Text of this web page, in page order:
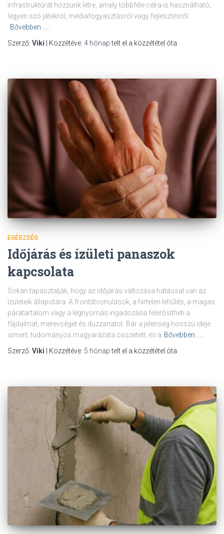
infrastruktúrát hozzunk létre, amely többféle célra is használható,
legyen szó játékról, médiafogyasztásról vagy fejlesztésről.
Bővebben……
Szerző: Viki | Közzétéve: 4 hónaptelt el a közzététel óta
EGÉSZSÉG
Időjárás és ízületi panaszok
kapcsolata
Sokan tapasztalják, hogy az időjárás változása hatással van az
ízületeik állapotára. A frontátvonulások, a hirtelen lehűlés, a magas
páratartalom vagy a légnyomás ingadozása felerősítheti a
fájdalmat, merevséget és duzzanatot. Bár a jelenség hosszú ideje
ismert, tudományos magyarázata összetett, és a Bővebben……
Szerző: Viki | Közzétéve: 5 hónaptelt el a közzététel óta